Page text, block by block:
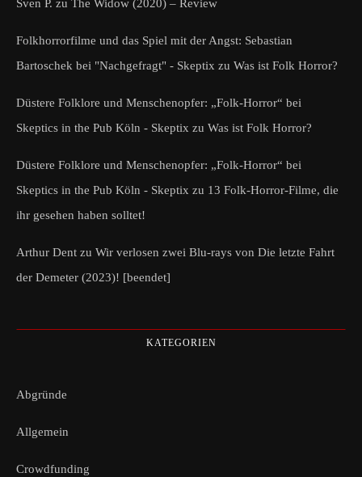
Sven P. zu The Widow (2020) – Review
Folkhorrorfilme und das Spiel mit der Angst: Sebastian
Bartoschek bei "Nachgefragt" - Skeptix zu Was ist Folk Horror?
Düstere Folklore und Menschenopfer: „Folk-Horror“ bei
Skeptics in the Pub Köln - Skeptix zu Was ist Folk Horror?
Düstere Folklore und Menschenopfer: „Folk-Horror“ bei
Skeptics in the Pub Köln - Skeptix zu 13 Folk-Horror-Filme, die
ihr gesehen haben solltet!
Arthur Dent zu Wir verlosen zwei Blu-rays von Die letzte Fahrt
der Demeter (2023)! [beendet]
KATEGORIEN
Abgründe
Allgemein
Crowdfunding